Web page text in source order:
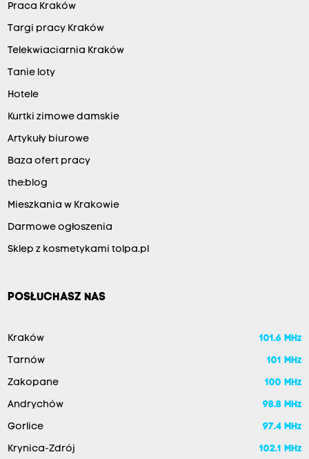
Praca Kraków
Targi pracy Kraków
Telekwiaciarnia Kraków
Tanie loty
Hotele
Kurtki zimowe damskie
Artykuły biurowe
Baza ofert pracy
the:blog
Mieszkania w Krakowie
Darmowe ogłoszenia
Sklep z kosmetykami tolpa.pl
POSŁUCHASZ NAS
Kraków 101.6 MHz
Tarnów 101 MHz
Zakopane 100 MHz
Andrychów 98.8 MHz
Gorlice 97.4 MHz
Krynica-Zdrój 102.1 MHz